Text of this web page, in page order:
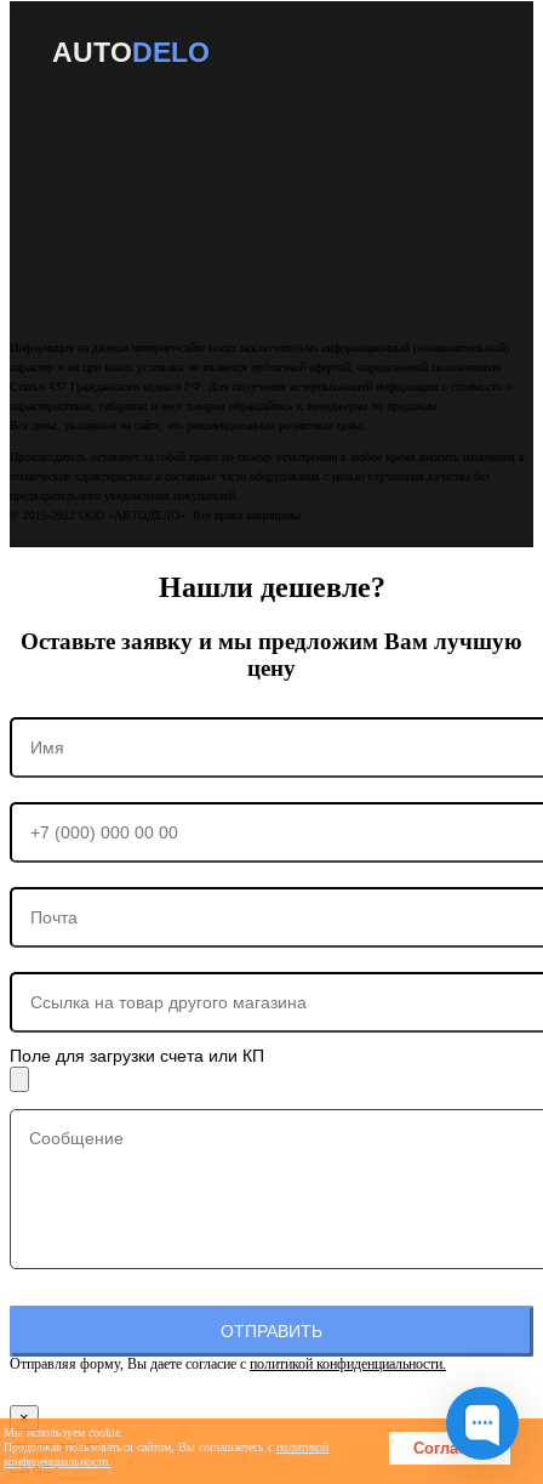
AUTODELO
Информация на данном интернет-сайте носит исключительно информационный (ознакомительный)
характер и ни при каких условиях не является публичной офертой, определяемой положениями
Статьи 437 Гражданского кодекса РФ. Для получения исчерпывающей информации о стоимости и
характеристиках, габаритах и весе товаров обращайтесь к менеджерам по продажам.
Все цены, указанные на сайте, это рекомендованные розничные цены.
Производитель оставляет за собой право по своему усмотрению в любое время вносить изменения в
технические характеристики и составные части оборудования с целью улучшения качества без
предварительного уведомления покупателей.
© 2015-2022 ООО «АВТОДЕЛО». Все права защищены
Нашли дешевле?
Оставьте заявку и мы предложим Вам лучшую
цену
Поле для загрузки счета или КП
Отправляя форму, Вы даете согласие с политикой конфиденциальности.
×
Мы используем cookie.
Продолжая пользоваться сайтом, Вы соглашаетесь с политикой
конфиденциальности.
Согласен